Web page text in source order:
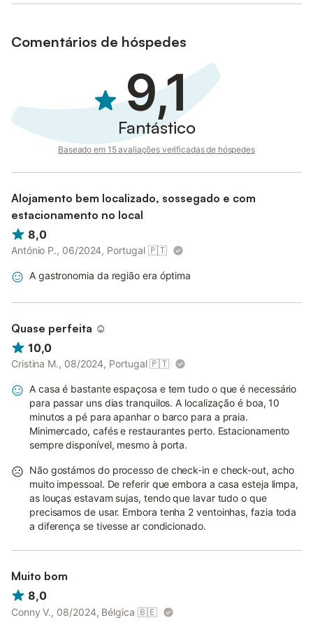
Comentários de hóspedes
9,1
Fantástico
Baseado em 15 avaliações verificadas de hóspedes
Alojamento bem localizado, sossegado e com
estacionamento no local
8,0
António P., 06/2024, Portugal 🇵🇹
A gastronomia da região era óptima
Quase perfeita ☺️
10,0
Cristina M., 08/2024, Portugal 🇵🇹
A casa é bastante espaçosa e tem tudo o que é necessário
para passar uns dias tranquilos. A localização é boa, 10
minutos a pé para apanhar o barco para a praia.
Minimercado, cafés e restaurantes perto. Estacionamento
sempre disponível, mesmo à porta.
Não gostámos do processo de check-in e check-out, acho
muito impessoal. De referir que embora a casa esteja limpa,
as louças estavam sujas, tendo que lavar tudo o que
precisamos de usar. Embora tenha 2 ventoinhas, fazia toda
a diferença se tivesse ar condicionado.
Muito bom
8,0
Conny V., 08/2024, Bélgica 🇧🇪